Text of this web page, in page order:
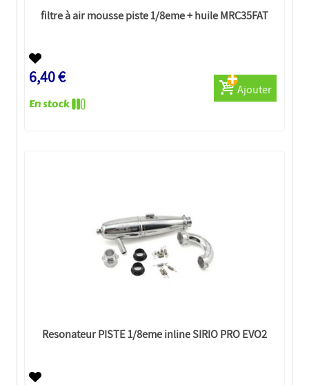
filtre à air mousse piste 1/8eme + huile MRC35FAT
6,40 €
Ajouter
Resonateur PISTE 1/8eme inline SIRIO PRO EVO2